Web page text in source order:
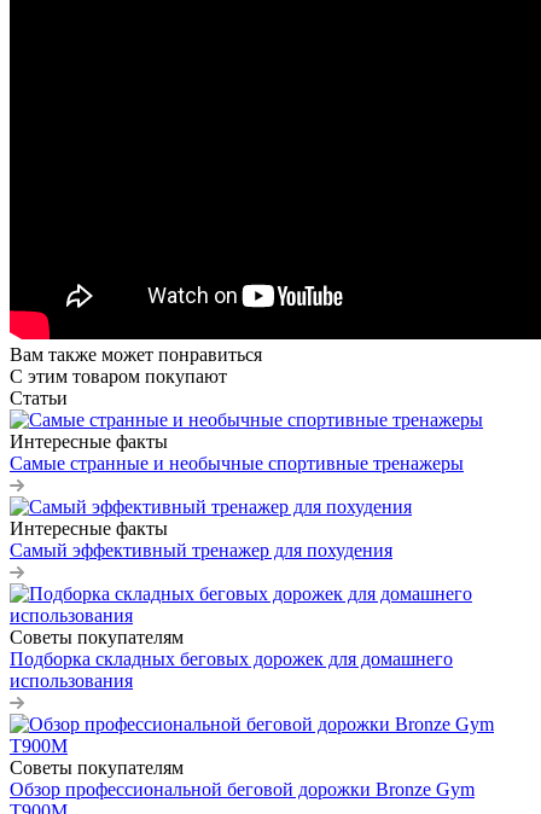
Вам также может понравиться
С этим товаром покупают
Статьи
Интересные факты
Самые странные и необычные спортивные тренажеры
Интересные факты
Самый эффективный тренажер для похудения
Советы покупателям
Подборка складных беговых дорожек для домашнего
использования
Советы покупателям
Обзор профессиональной беговой дорожки Bronze Gym